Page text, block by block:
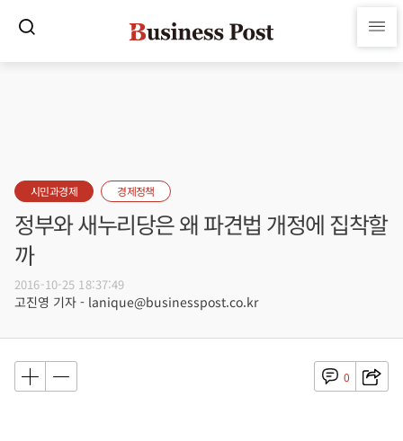
시민과경제 경제정책
정부와 새누리당은 왜 파견법 개정에 집착할
까
2016-10-25 18:37:49
고진영 기자 - lanique@businesspost.co.kr
0